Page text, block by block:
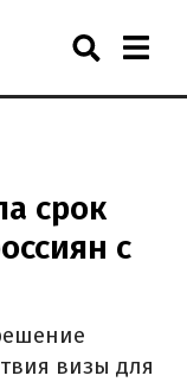
срок
с
визы для